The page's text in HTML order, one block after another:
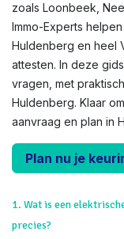
zoals Loonbeek,
Immo-Experts
Huldenberg en heel
attesten. In deze
vragen, met
Huldenberg. Klaar
aanvraag en plan in
Plan nu je
1. Wat is een
precies?